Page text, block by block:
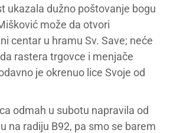
ukazala dužno poštovanje bogu
može da otvori
centar u hramu Sv. Save; neće
rastera trgovce i menjače
je okrenuo lice Svoje od
odmah u subotu napravila od
na radiju B92, pa smo se barem